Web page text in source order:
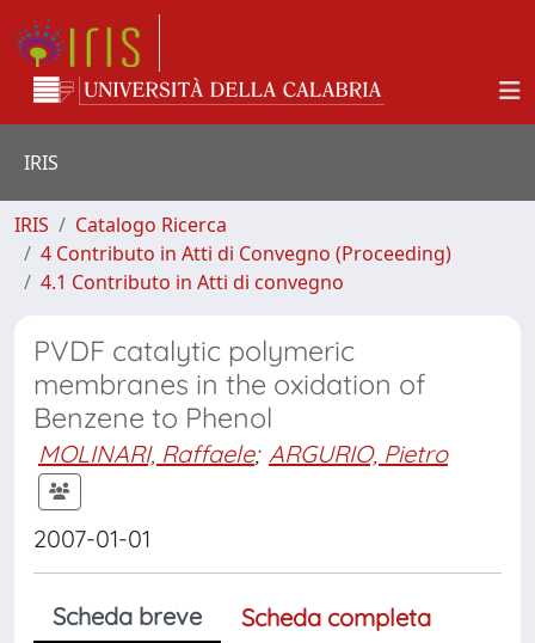
IRIS
IRIS
Catalogo Ricerca
4 Contributo in Atti di Convegno (Proceeding)
4.1 Contributo in Atti di convegno
PVDF catalytic polymeric
membranes in the oxidation of
Benzene to Phenol
MOLINARI, Raffaele; ARGURIO, Pietro
2007-01-01
Scheda breve
Scheda completa